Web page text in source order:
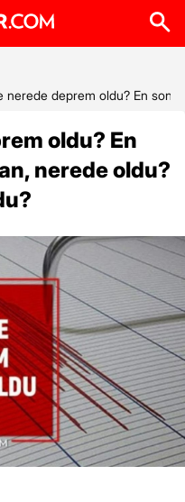
nerede deprem oldu? En son
oldu? En
nerede oldu?